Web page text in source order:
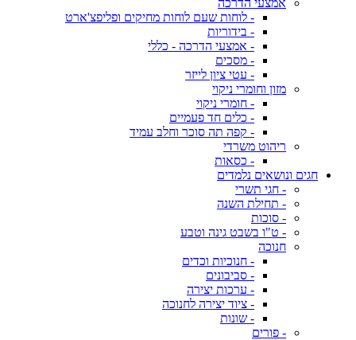
אמצעי הדרכה
- לוחות שעם לוחות מחיקים ופליפצ'ארט
- בידוריות
- אמצעי הדרכה - כללי
- מסכים
- עטי ציון לייזר
מזון וחומרי ניקוי
- חומרי ניקוי
- כלים חד פעמיים
- קפה תה סוכר וחלב עמיד
ריהוט משרדי
- כסאות
חגים ונושאים נלמדים
- חגי תשרי
- תחילת השנה
- סוכות
- ט"ו בשבט גינה וטבע
חנוכה
- חנוכיות וכדים
- סביבונים
- ערכות יצירה
- ציוד יצירה לחנוכה
- שונות
- פורים